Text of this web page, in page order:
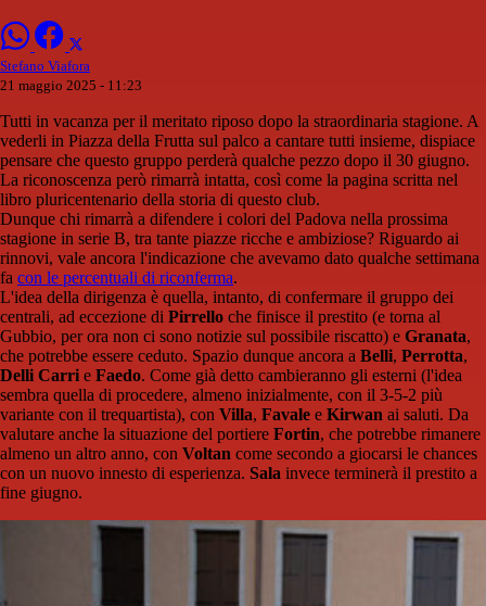
Stefano Viafora
21 maggio 2025 - 11:23
Tutti in vacanza per il meritato riposo dopo la straordinaria stagione. A
vederli in Piazza della Frutta sul palco a cantare tutti insieme, dispiace
pensare che questo gruppo perderà qualche pezzo dopo il 30 giugno.
La riconoscenza però rimarrà intatta, così come la pagina scritta nel
libro pluricentenario della storia di questo club.
Dunque chi rimarrà a difendere i colori del Padova nella prossima
stagione in serie B, tra tante piazze ricche e ambiziose? Riguardo ai
rinnovi, vale ancora l'indicazione che avevamo dato qualche settimana
fa con le percentuali di riconferma.
L'idea della dirigenza è quella, intanto, di confermare il gruppo dei
centrali, ad eccezione di Pirrello che finisce il prestito (e torna al
Gubbio, per ora non ci sono notizie sul possibile riscatto) e Granata,
che potrebbe essere ceduto. Spazio dunque ancora a Belli, Perrotta,
Delli Carri e Faedo. Come già detto cambieranno gli esterni (l'idea
sembra quella di procedere, almeno inizialmente, con il 3-5-2 più
variante con il trequartista), con Villa, Favale e Kirwan ai saluti. Da
valutare anche la situazione del portiere Fortin, che potrebbe rimanere
almeno un altro anno, con Voltan come secondo a giocarsi le chances
con un nuovo innesto di esperienza. Sala invece terminerà il prestito a
fine giugno.